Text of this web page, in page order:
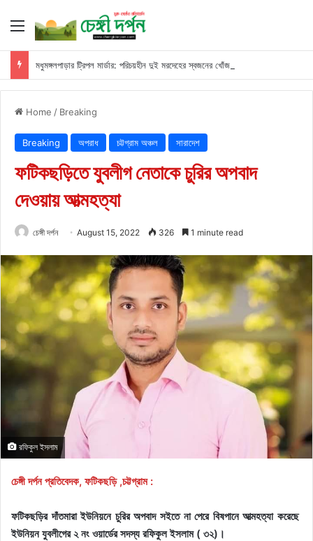
Menu
মধুমঙ্গলপাড়ার ট্রিপল মার্ডার: পরিচয়হীন দুই মরদেহের স্বজনের খোঁজ পুলিশের
Home / Breaking
Breaking অপরাধ চট্টগ্রাম অঞ্চল সারাদেশ
ফটিকছড়িতে যুবলীগ নেতাকে চুরির অপবাদ
দেওয়ায় আত্মহত্যা
চেঙ্গী দর্পন August 15, 2022 326 1 minute read
রফিকুল ইসলাম
চেঙ্গী দর্পন প্রতিবেদক, ফটিকছড়ি ,চট্টগ্রাম :
ফটিকছড়ির দাঁতমারা ইউনিয়নে চুরির অপবাদ সইতে না পেরে বিষপানে আত্মহত্যা করেছে
ইউনিয়ন যুবলীগের ২ নং ওয়ার্ডের সদস্য রফিকুল ইসলাম ( ৩২)।